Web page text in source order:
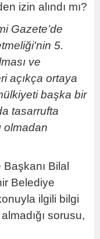
izin alındı mı?
Gazete’de
5.
ve
açıkça ortaya
başka bir
tasarrufta
olmadan
Bilal
Belediye
ilgili bilgi
sorusu,